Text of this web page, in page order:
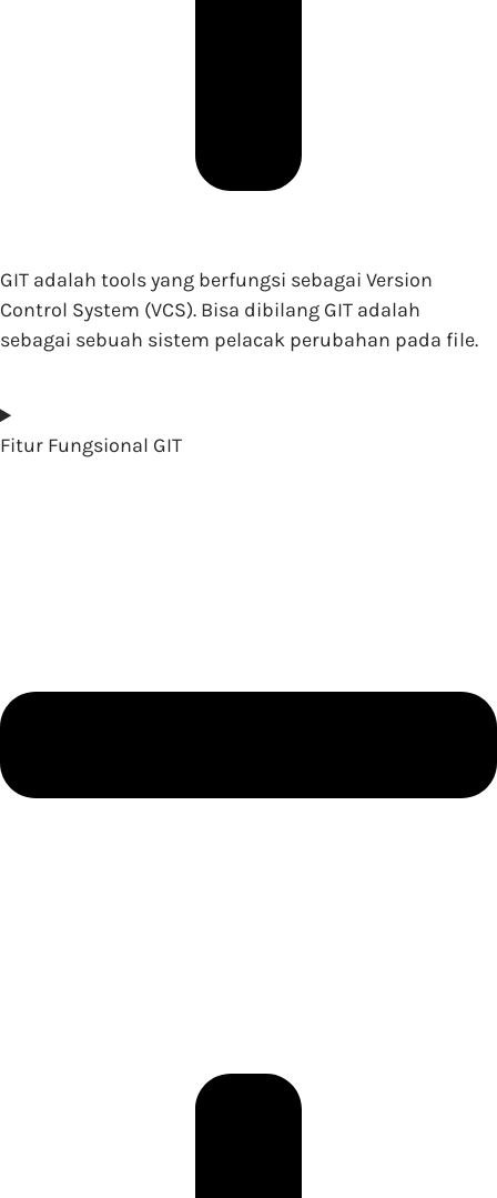
GIT adalah tools yang berfungsi sebagai Version
Control System (VCS). Bisa dibilang GIT adalah
sebagai sebuah sistem pelacak perubahan pada file.
Fitur Fungsional GIT